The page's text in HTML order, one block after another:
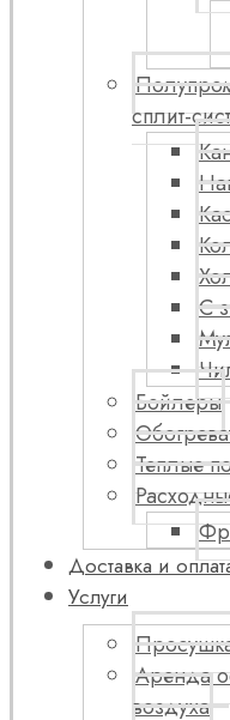
сплит-
С
Бойлеры
Теплые
Доставка и
Услуги
Аренда
воздуха